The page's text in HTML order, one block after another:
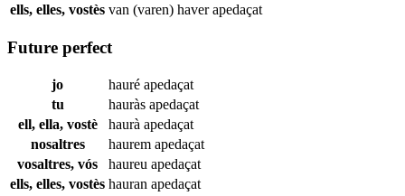
ells, elles, vostès van (varen) haverapedaçat
Future perfect
jo hauré apedaçat
tu
hauràs apedaçat
ell, ella, vostè
haurà apedaçat
nosaltres
haurem apedaçat
vosaltres, vós
haureu apedaçat
ells, elles, vostès hauran apedaçat